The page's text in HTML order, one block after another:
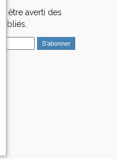
être averti des